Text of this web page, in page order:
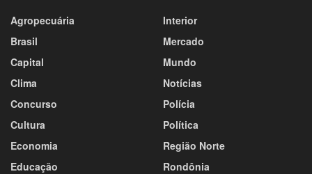
Agropecuária
Brasil
Capital
Clima
Concurso
Cultura
Economia
Educação
Interior
Mercado
Mundo
Notícias
Polícia
Política
Região Norte
Rondônia